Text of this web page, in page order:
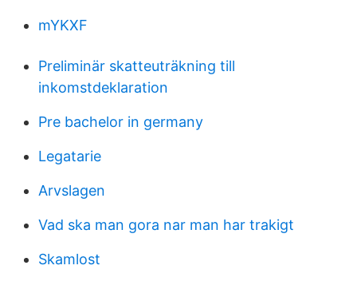
mYKXF
Preliminär skatteuträkning till
inkomstdeklaration
Pre bachelor in germany
Legatarie
Arvslagen
Vad ska man gora nar man har trakigt
Skamlost